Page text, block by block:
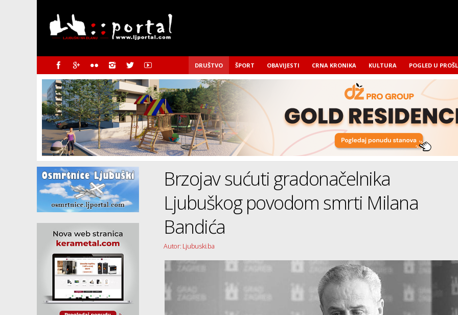
DRUŠTVO ŠPORT OBAVIJESTI CRNA KRONIKA KULTURA POGLED U
Brzojav sućuti gradonačelnika
Ljubuškog povodom smrti Milana
Bandića
Autor: Ljubuski.ba